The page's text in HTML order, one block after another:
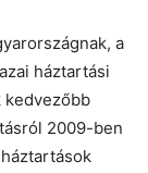
a
háztartási
kedvezőbb
2009-ben